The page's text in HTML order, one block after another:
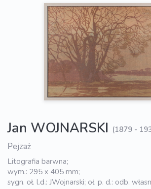
Jan WOJNARSKI (1879 -
Pejzaż
Litografia barwna;
wym.: 295 x 405 mm;
sygn. oł. l.d.: JWojnarski; oł. p. d.: odb.